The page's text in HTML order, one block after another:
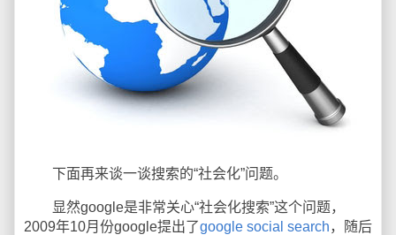
下面再来谈一谈搜索的“社会化”问题。
显然google是非常关心“社会化搜索”这个问题，
2009年10月份google提出了google social search，随后